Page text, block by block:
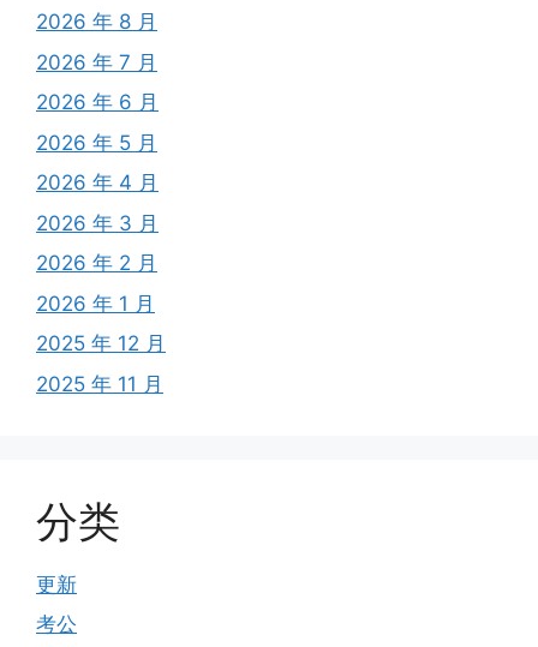
2026 年 8 月
2026 年 7 月
2026 年 6 月
2026 年 5 月
2026 年 4 月
2026 年 3 月
2026 年 2 月
2026 年 1 月
2025 年 12 月
2025 年 11 月
分类
更新
考公